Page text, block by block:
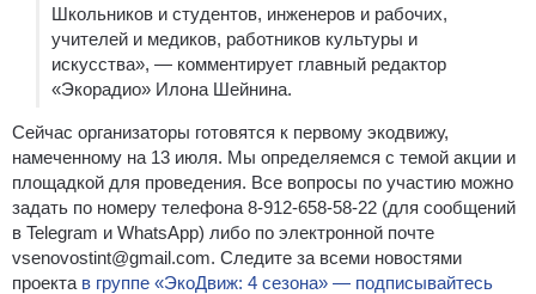
Школьников и студентов, инженеров и рабочих,
учителей и медиков, работников культуры и
искусства», — комментирует главный редактор
«Экорадио» Илона Шейнина.
Сейчас организаторы готовятся к первому экодвижу,
намеченному на 13 июля. Мы определяемся с темой акции и
площадкой для проведения. Все вопросы по участию можно
задать по номеру телефона 8-912-658-58-22 (для сообщений
в Telegram и WhatsApp) либо по электронной почте
vsenovostint@gmail.com. Следите за всеми новостями
проекта в группе «ЭкоДвиж: 4 сезона» — подписывайтесь